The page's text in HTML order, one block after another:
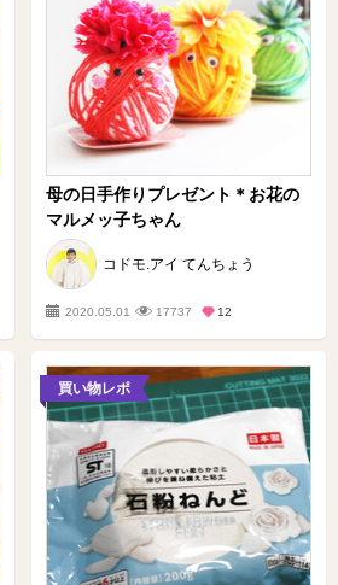
母の日手作りプレゼント＊お花の
マルメッ子ちゃん
コドモ.アイ てんちょう
2020.05.01 17737 12
買い物レポ